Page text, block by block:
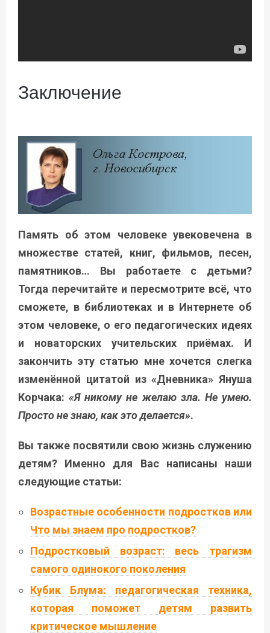
Заключение
Память об этом человеке увековечена в
множестве статей, книг, фильмов, песен,
памятников… Вы работаете с детьми?
Тогда перечитайте и пересмотрите всё, что
сможете, в библиотеках и в Интернете об
этом человеке, о его педагогических идеях
и новаторских учительских приёмах. И
закончить эту статью мне хочется слегка
изменённой цитатой из «Дневника» Януша
Корчака:«Я никому не желаю зла. Не умею.
Просто не знаю, как это делается».
Вы также посвятили свою жизнь служению
детям? Именно для Вас написаны наши
следующие статьи:
Возрастные особенности подростков или
Что мы знаем про подростков?
Подростковый возраст: весь трагизм
самого одинокого поколения
Кубик Блума: педагогическая техника,
которая поможет детям развить
критическое мышление